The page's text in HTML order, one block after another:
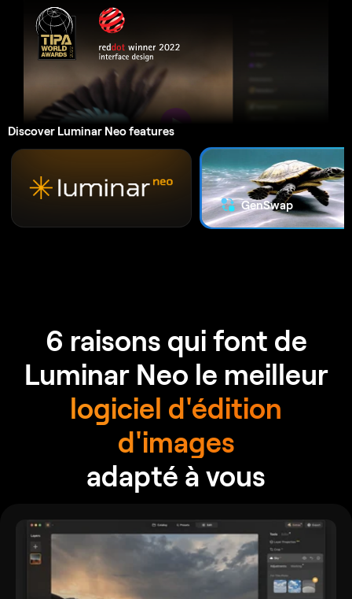
Super netteté
Discover Luminar Neo features
GenSwap
6 raisons qui font de
Luminar Neo le meilleur
logiciel d'édition
d'images
adapté à vous